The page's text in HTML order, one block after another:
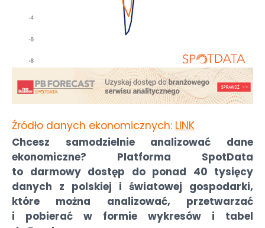
Źródło danych ekonomicznych: LINK
Chcesz samodzielnie analizować dane
ekonomiczne? Platforma SpotData
to darmowy dostęp do ponad 40 tysięcy
danych z polskiej i światowej gospodarki,
które można analizować, przetwarzać
i pobierać w formie wykresów i tabel